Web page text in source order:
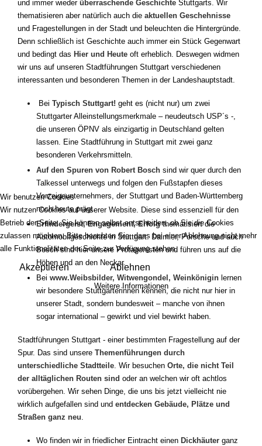
und immer wieder überraschende Geschichte Stuttgarts. Wir
thematisieren aber natürlich auch die aktuellen Geschehnisse
und Fragestellungen in der Stadt und beleuchten die Hintergründe.
Denn schließlich ist Geschichte auch immer ein Stück Gegenwart
und bedingt das Hier und Heute oft erheblich. Deswegen widmen
wir uns auf unseren Stadtführungen Stuttgart verschiedenen
interessanten und besonderen Themen in der Landeshauptstadt.
Bei Typisch Stuttgart! geht es (nicht nur) um zwei
Stuttgarter Alleinstellungsmerkmale – neudeutsch USP´s -,
die unseren ÖPNV als einzigartig in Deutschland gelten
lassen. Eine Stadtführung in Stuttgart mit zwei ganz
besonderen Verkehrsmitteln.
Auf den Spuren von Robert Bosch sind wir quer durch den
Talkessel unterwegs und folgen den Fußstapfen dieses
Vorzeigeunternehmers, der Stuttgart und Baden-Württemberg
noch heute prägt.
Erfindergeist, Engagement, Erfolgthematisiert die
Automobilgeschichte in Stuttgart. Daimler, Porsche und auch
Bosch sind hier unsere Protagonisten und führen uns auf die
Höhen und an den Neckar.
Bei www.Weibsbilder, Witwengondel, Weinkönigin lernen
wir besondere Stuttgarterinnen kennen, die nicht nur hier in
unserer Stadt, sondern bundesweit – manche von ihnen
sogar international – gewirkt und viel bewirkt haben.
Stadtführungen Stuttgart - einer bestimmten Fragestellung auf der
Spur. Das sind unsere Themenführungen durch
unterschiedliche Stadtteile . Wir besuchen Orte, die nicht Teil
der alltäglichen Routen sind oder an welchen wir oft achtlos
vorübergehen. Wir sehen Dinge, die uns bis jetzt vielleicht nie
wirklich aufgefallen sind und entdecken Gebäude, Plätze und
Straßen ganz neu
Wo finden wir in friedlicher Eintracht einen Dickhäuter ganz
Wir benutzen Cookies
Wir nutzen Cookies auf unserer Website. Diese sind essenziell für den
Betrieb der Seite. Sie können selbst entscheiden, ob Sie die Cookies
zulassen möchten. Bitte beachten Sie, dass bei einer Ablehnung nicht mehr
alle Funktionalitäten der Seite zur Verfügung stehen.
Akzeptieren Ablehnen
Weitere Informationen